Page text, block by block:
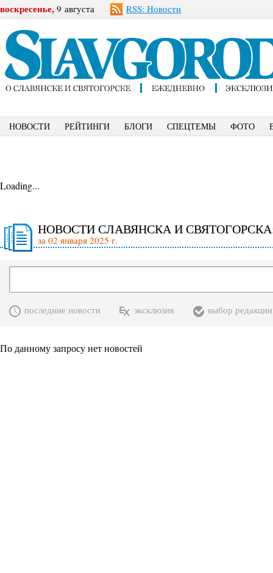
воскресенье, 9 августа RSS: Новости
НОВОСТИ РЕЙТИНГИ БЛОГИ СПЕЦТЕМЫ ФОТО
Loading...
НОВОСТИ СЛАВЯНСКА И
за 02 января 2025 г.
последние новости эксклюзив выбор редакции
По данному запросу нет новостей